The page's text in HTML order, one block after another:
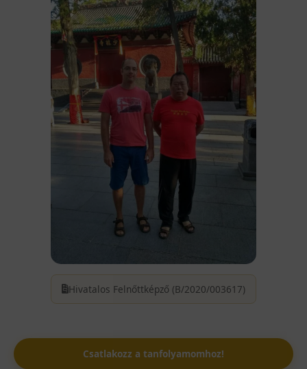
Hivatalos Felnőttképző (B/2020/003617)
Csatlakozz a tanfolyamomhoz!